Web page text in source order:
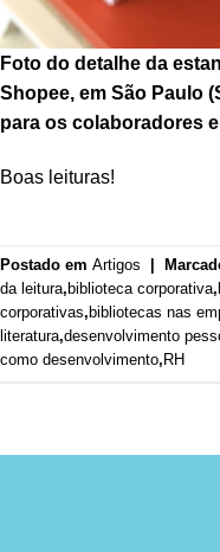
Foto do detalhe da
Shopee, em São Paulo
para os colaboradores
Boas leituras!
Postado em Artigos
da leitura, biblioteca corporativa,
corporativas, bibliotecas nas
literatura,desenvolvimento
como desenvolvimento, RH